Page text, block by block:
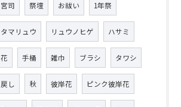
宮司 祭壇 お祓い 1年祭
タマリュウ リュウノヒゲ ハサミ
花 手桶 雑巾 ブラシ タワシ
戻し 秋 彼岸花 ピンク彼岸花